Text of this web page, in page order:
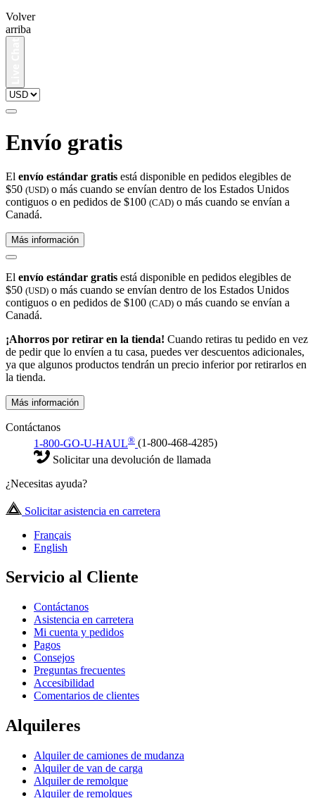
Volver
arriba
Envío gratis
El envío estándar gratis está disponible en pedidos elegibles de
$50 (USD) o más cuando se envían dentro de los Estados Unidos
contiguos o en pedidos de $100 (CAD) o más cuando se envían a
Canadá.
Más información
El envío estándar gratis está disponible en pedidos elegibles de
$50 (USD) o más cuando se envían dentro de los Estados Unidos
contiguos o en pedidos de $100 (CAD) o más cuando se envían a
Canadá.
¡Ahorros por retirar en la tienda! Cuando retiras tu pedido en vez
de pedir que lo envíen a tu casa, puedes ver descuentos adicionales,
ya que algunos productos tendrán un precio inferior por retirarlos en
la tienda.
Más información
Contáctanos
1-800-GO-U-HAUL® (1-800-468-4285)
Solicitar una devolución de llamada
¿Necesitas ayuda?
Solicitar asistencia en carretera
Français
English
Servicio al Cliente
Contáctanos
Asistencia en carretera
Mi cuenta y pedidos
Pagos
Consejos
Preguntas frecuentes
Accesibilidad
Comentarios de clientes
Alquileres
Alquiler de camiones de mudanza
Alquiler de van de carga
Alquiler de remolque
Alquiler de remolques